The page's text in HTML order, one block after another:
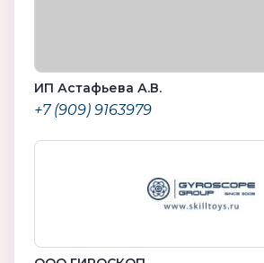
ИП Астафьева А.В.
+7 (909) 9163979